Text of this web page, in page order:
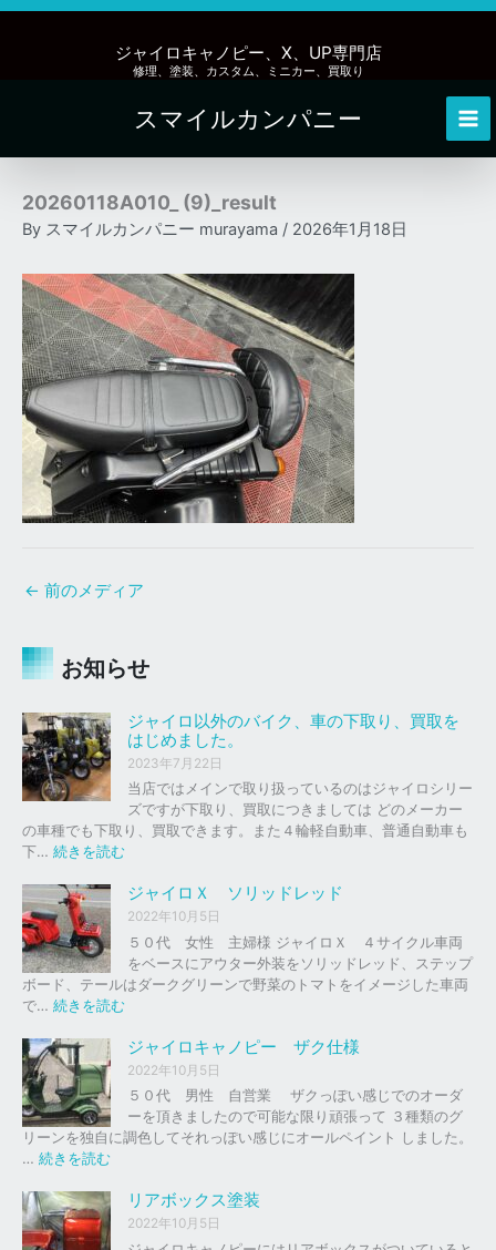
内
ッ
ジャイロキャノピー、X、UP専門店
修理、塗装、カスタム、ミニカー、買取り
スマイルカンパニー
20260118A010_ (9)_result
By スマイルカンパニー murayama / 2026年1月18日
← 前のメディア
お知らせ
ジャイロ以外のバイク、車の下取り、買取を
はじめました。
2023年7月22日
当店ではメインで取り扱っているのはジャイロシリー
ズですが下取り、買取につきましては どのメーカー
の車種でも下取り、買取できます。また４輪軽自動車、普通自動車も
下… 続きを読む
ャ
イ
ロ
以
外
の
イ
ク
車
下
、
買
ジャイロＸ ソリッドレッド
2022年10月5日
５０代 女性 主婦様 ジャイロＸ ４サイクル車両
をベースにアウター外装をソリッドレッド、ステップ
ボード、テールはダークグリーンで野菜のトマトをイメージした車両
で… 続きを読む
ャ
イ
ロ
ッ
ド
ジャイロキャノピー ザク仕様
2022年10月5日
５０代 男性 自営業 ザクっぽい感じでのオーダ
ーを頂きましたので可能な限り頑張って ３種類のグ
リーンを独自に調色してそれっぽい感じにオールペイント しました。
… 続きを読む
イ
ロ
リアボックス塗装
2022年10月5日